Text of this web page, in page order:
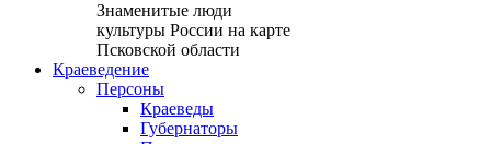
Знаменитые люди
культуры России на карте
Псковской области
Краеведение
Персоны
Краеведы
Губернаторы